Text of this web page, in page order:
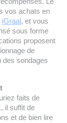
Le
vos achats en
iGraal, et vous
sous forme
proposent
de
des sondages
faits de
il suffit de
et de bien lire